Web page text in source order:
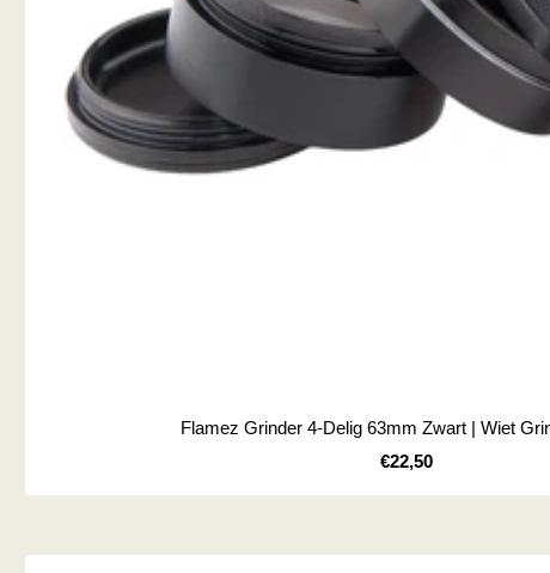
Flamez Grinder 4-Delig 63mm Zwart | Wiet
Kortingsprijs
€22,50